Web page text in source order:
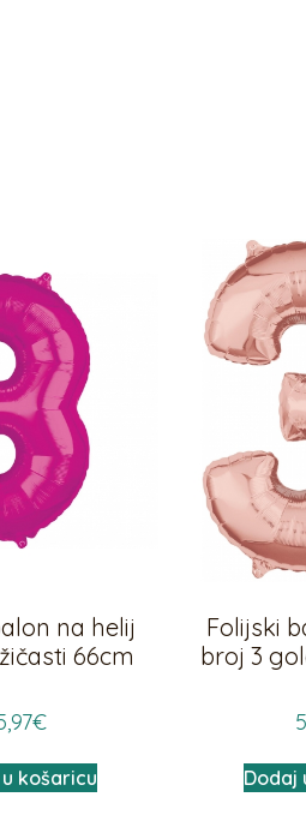
na helij
66cm
€
košaricu
Folijski
broj 3
Dodaj